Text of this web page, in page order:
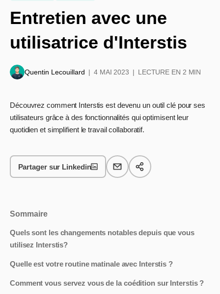
Entretien avec une
utilisatrice d'Interstis
Quentin Lecouillard 4 MAI 2023 LECTURE EN 2 MIN
Découvrez comment Interstis est devenu un outil clé pour ses
utilisateurs grâce à des fonctionnalités qui optimisent leur
quotidien et simplifient le travail collaboratif.
Partager sur Linkedin
Sommaire
Quels sont les changements notables depuis que vous
utilisez Interstis?
Quelle est votre routine matinale avec Interstis ?
Comment vous servez vous de la coédition sur Interstis ?